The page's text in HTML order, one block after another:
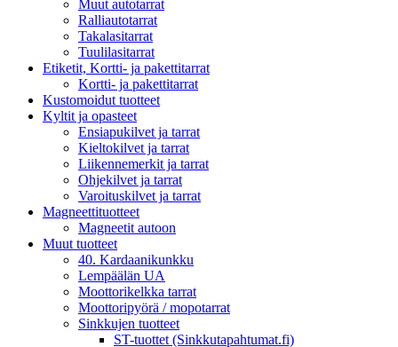
Muut autotarrat
Ralliautotarrat
Takalasitarrat
Tuulilasitarrat
Etiketit, Kortti- ja pakettitarrat
Kortti- ja pakettitarrat
Kustomoidut tuotteet
Kyltit ja opasteet
Ensiapukilvet ja tarrat
Kieltokilvet ja tarrat
Liikennemerkit ja tarrat
Ohjekilvet ja tarrat
Varoituskilvet ja tarrat
Magneettituotteet
Magneetit autoon
Muut tuotteet
40. Kardaanikunkku
Lempäälän UA
Moottorikelkka tarrat
Moottoripyörä / mopotarrat
Sinkkujen tuotteet
ST-tuottet (Sinkkutapahtumat.fi)